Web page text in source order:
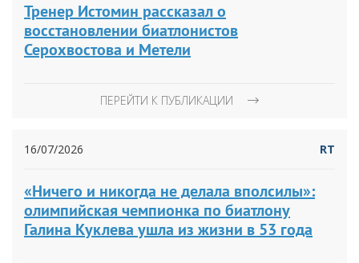
Тренер Истомин рассказал о
восстановлении биатлонистов
Серохвостова и Метели
ПЕРЕЙТИ К ПУБЛИКАЦИИ
16/07/2026 RT
«Ничего и никогда не делала вполсилы»:
олимпийская чемпионка по биатлону
Галина Куклева ушла из жизни в 53 года